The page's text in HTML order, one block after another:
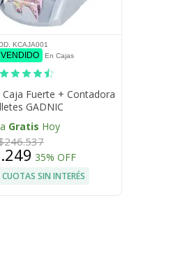
KCAJA001
VENDIDO En Cajas
Caja Fuerte + Contadora
GADNIC
Gratis Hoy
35% OFF
SIN INTERÉS